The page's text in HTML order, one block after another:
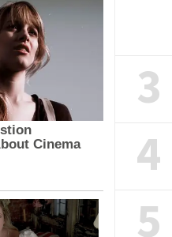
3
4
5